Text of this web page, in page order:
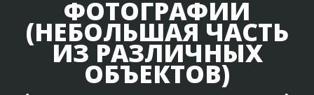
ФОТОГРАФИИ
(НЕБОЛЬШАЯ ЧАСТЬ
ИЗ РАЗЛИЧНЫХ
ОБЪЕКТОВ)